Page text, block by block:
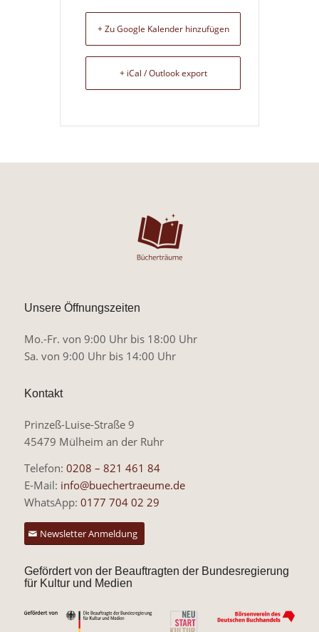
+ Zu Google Kalender hinzufügen
+ iCal / Outlook export
Unsere Öffnungszeiten
Mo.-Fr. von 9:00 Uhr bis 18:00 Uhr
Sa. von 9:00 Uhr bis 14:00 Uhr
Kontakt
Prinzeß-Luise-Straße 9
45479 Mülheim an der Ruhr
Telefon: 0208 – 821 461 84
E-Mail: info@buechertraeume.de
WhatsApp: 0177 704 02 29
Newsletter Anmeldung
Gefördert von der Beauftragten der Bundesregierung
für Kultur und Medien